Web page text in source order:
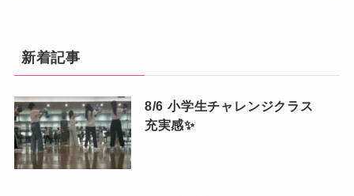
新着記事
8/6 小学生チャレンジクラス
充実感✨